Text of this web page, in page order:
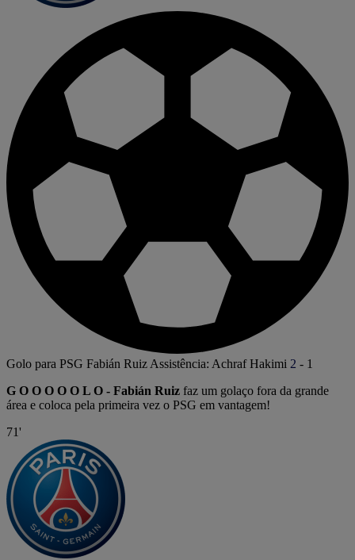
Golo para PSG Fabián Ruiz Assistência: Achraf Hakimi 2 - 1
G O O O O O L O - Fabián Ruiz faz um golaço fora da grande
área e coloca pela primeira vez o PSG em vantagem!
71'